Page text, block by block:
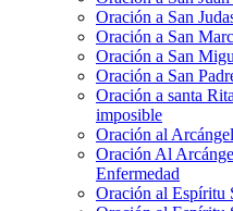
Oración a San
Oración a San
Oración a San
Oración a San
Oración a santa
imposible
Oración al
Oración Al
Enfermedad
Oración al Espíritu